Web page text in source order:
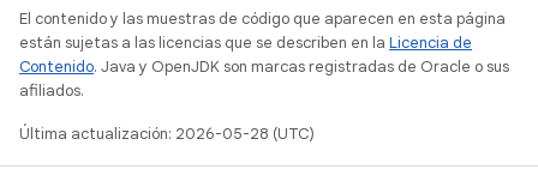
El contenido y las muestras de código que aparecen en esta página
están sujetas a las licencias que se describen en la Licencia de
Contenido. Java y OpenJDK son marcas registradas de Oracle o sus
afiliados.
Última actualización: 2026-05-28 (UTC)